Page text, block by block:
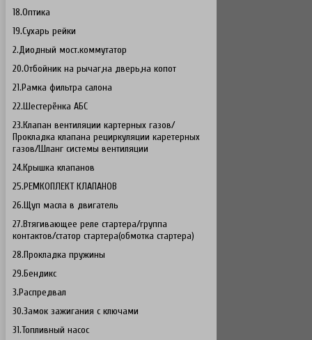
18.Оптика
19.Сухарь рейки
2.Диодный мост.коммутатор
20.Отбойник на рычаг,на дверь,на копот
21.Рамка фильтра салона
22.Шестерёнка АБС
23.Клапан вентиляции картерных газов/
Прокладка клапана рециркуляции каретерных
газов/Шланг системы вентиляции
24.Крышка клапанов
25.РЕМКОПЛЕКТ КЛАПАНОВ
26.Щуп масла в двигатель
27.Втягивающее реле стартера/группа
контактов/статор стартера(обмотка стартера)
28.Прокладка пружины
29.Бендикс
3.Распредвал
30.Замок зажигания с ключами
31.Топливный насос